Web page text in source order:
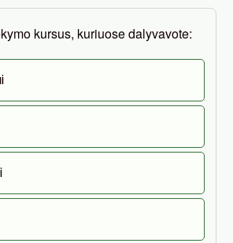
kursus, kuriuose dalyvavote: